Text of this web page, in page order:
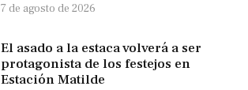
7 de agosto de 2026
El asado a la estaca volverá a ser
protagonista de los festejos en
Estación Matilde